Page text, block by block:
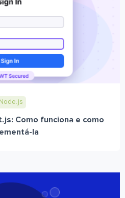
Node.js
Como funciona e como
la